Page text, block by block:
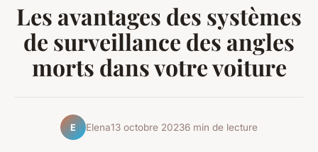
Les avantages des systèmes
de surveillance des angles
morts dans votre voiture
E Elena13 octobre 20236 min de lecture